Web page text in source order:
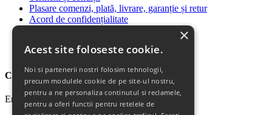
Plasare comenzi, plată, livrare, garanție și retur
Acord de confidențialitate
Politica Cookie
Contact
Email: office@ricomed.ro
Acest site foloseste cookie.
Noi si partenerii nostri folosim tehnologii,
precum modulele cookie de pe site-ul nostru,
pentru a ne personaliza continutul si reclamele,
pentru a oferi functii pentru retelele de
×